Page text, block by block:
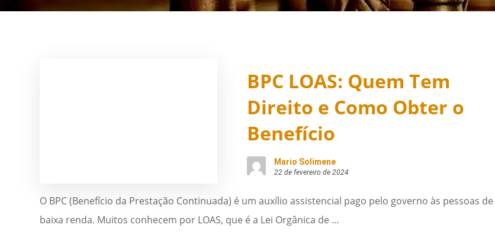
BPC LOAS: Quem Tem
Direito e Como Obter o
Benefício
Mario Solimene
22 de fevereiro de 2024
O BPC (Benefício da Prestação Continuada) é um auxílio assistencial pago pelo governo às pessoas de
baixa renda. Muitos conhecem por LOAS, que é a Lei Orgânica de ...